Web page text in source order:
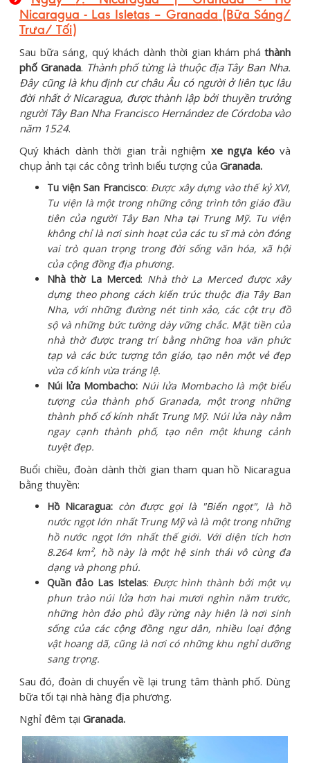
Nicaragua - Las Isletas – Granada (Bữa Sáng/
Trưa/ Tối)
Sau bữa sáng, quý khách dành thời gian khám phá thành
phố Granada. Thành phố từng là thuộc địa Tây Ban Nha.
Đây cũng là khu định cư châu Âu có người ở liên tục lâu
đời nhất ở Nicaragua, được thành lập bởi thuyền trưởng
người Tây Ban Nha Francisco Hernández de Córdoba vào
năm 1524.
Quý khách dành thời gian trải nghiệm xe ngựa kéovà
chụp ảnh tại các công trình biểu tượng của Granada.
Tu viện San Francisco: Được xây dựng vào thế kỷ XVI,
Tu viện là một trong những công trình tôn giáo đầu
tiên của người Tây Ban Nha tại Trung Mỹ. Tu viện
không chỉ là nơi sinh hoạt của các tu sĩ mà còn đóng
vai trò quan trọng trong đời sống văn hóa, xã hội
của cộng đồng địa phương.
Nhà thờ La Merced: Nhà thờ La Merced được xây
dựng theo phong cách kiến trúc thuộc địa Tây Ban
Nha, với những đường nét tinh xảo, các cột trụ đồ
sộ và những bức tường dày vững chắc. Mặt tiền của
nhà thờ được trang trí bằng những hoa văn phức
tạp và các bức tượng tôn giáo, tạo nên một vẻ đẹp
vừa cổ kính vừa tráng lệ.
Núi lửa Mombacho: Núi lửa Mombacho là một biểu
tượng của thành phố Granada, một trong những
thành phố cổ kính nhất Trung Mỹ. Núi lửa này nằm
ngay cạnh thành phố, tạo nên một khung cảnh
tuyệt đẹp.
Buổi chiều, đoàn dành thời gian tham quan hồ Nicaragua
bằng thuyền:
Hồ Nicaragua: còn được gọi là "Biển ngọt", là hồ
nước ngọt lớn nhất Trung Mỹ và là một trong những
hồ nước ngọt lớn nhất thế giới. Với diện tích hơn
8.264 km², hồ này là một hệ sinh thái vô cùng đa
dạng và phong phú.
Quần đảo Las Istelas: Được hình thành bởi một vụ
phun trào núi lửa hơn hai mươi nghìn năm trước,
những hòn đảo phủ đầy rừng này hiện là nơi sinh
sống của các cộng đồng ngư dân, nhiều loại động
vật hoang dã, cũng là nơi có những khu nghỉ dưỡng
sang trọng.
Sau đó, đoàn di chuyển về lại trung tâm thành phố. Dùng
bữa tối tại nhà hàng địa phương.
Nghỉ đêm tại Granada.